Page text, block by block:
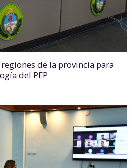
de la provincia para
del PEP